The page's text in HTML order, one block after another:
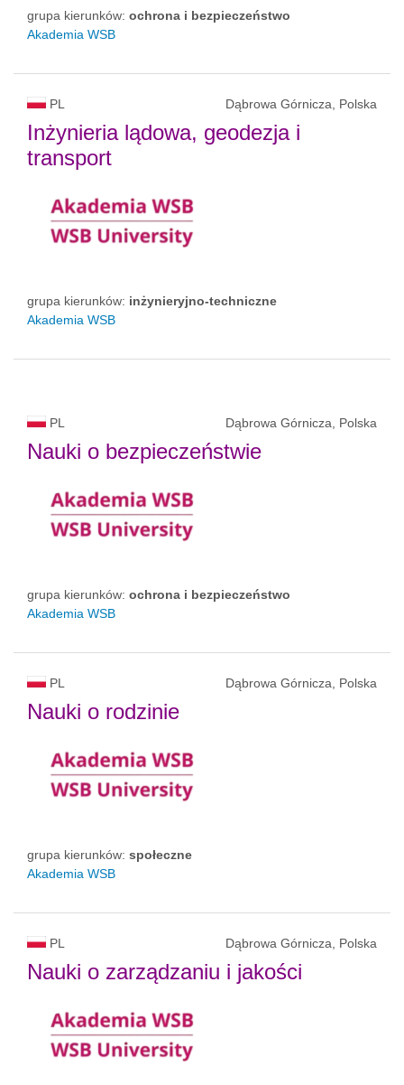
grupa kierunków: ochrona i bezpieczeństwo
Akademia WSB
PL Dąbrowa Górnicza, Polska
Inżynieria lądowa, geodezja i
transport
grupa kierunków: inżynieryjno-techniczne
Akademia WSB
PL Dąbrowa Górnicza, Polska
Nauki o bezpieczeństwie
grupa kierunków: ochrona i bezpieczeństwo
Akademia WSB
PL Dąbrowa Górnicza, Polska
Nauki o rodzinie
grupa kierunków: społeczne
Akademia WSB
PL Dąbrowa Górnicza, Polska
Nauki o zarządzaniu i jakości